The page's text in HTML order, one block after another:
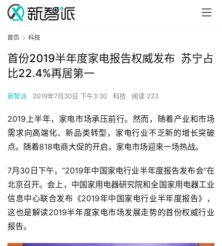
首页 科技
首份2019半年度家电报告权威发布 苏宁占
比22.4%再居第一
新智派 2019年7月30日 下午3:30 科技 阅读 223
2019上半年，家电市场承压前行。然而，随着产业和市场
需求向高端化、新品类转型，家电行业不乏新的增长突破
点。随着818电商大促的开启，家电市场迎来一场热战。
7月30日下午，“2019年中国家电行业半年度报告发布会”在
北京召开。会上，中国家用电器研究院和全国家用电器工业
信息中心联合发布《2019年中国家电行业半年度报告》，
这也是解读2019半年度家电市场发展走势的首份权威行业
报告。